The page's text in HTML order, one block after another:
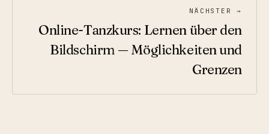
NÄCHSTER →
Online-Tanzkurs: Lernen über den
Bildschirm — Möglichkeiten und
Grenzen